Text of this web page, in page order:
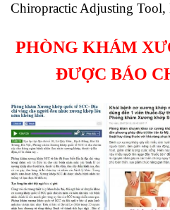
Chiropractic Adjusting
PHÒNG KHÁM
ĐƯỢC BÁO